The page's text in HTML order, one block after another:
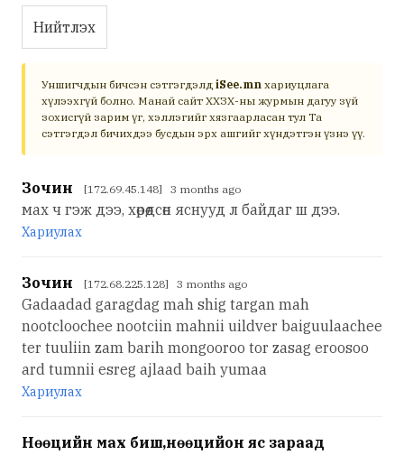
Нийтлэх
Уншигчдын бичсэн сэтгэгдэлд iSee.mn хариуцлага
хүлээхгүй болно. Манай сайт ХХЗХ-ны журмын дагуу зүй
зохисгүй зарим үг, хэллэгийг хязгаарласан тул Та
сэтгэгдэл бичихдээ бусдын эрх ашгийг хүндэтгэн үзнэ үү.
Зочин [172.69.45.148] 3 months ago
мах ч гэж дээ, хөрөөдсөн яснууд л байдаг ш дээ.
Хариулах
Зочин [172.68.225.128] 3 months ago
Gadaadad garagdag mah shig targan mah
nootcloochee nootciin mahnii uildver baiguulaachee
ter tuuliin zam barih mongooroo tor zasag eroosoo
ard tumnii esreg ajlaad baih yumaa
Хариулах
Нөөцийн мах биш,нөөцийон яс зараад